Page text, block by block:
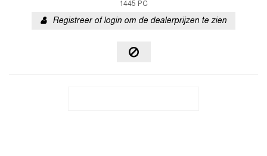
1445 PC
Registreer of login om de dealerprijzen te zien